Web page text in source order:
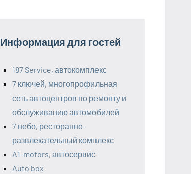
Информация для гостей
187 Service, автокомплекс
7 ключей, многопрофильная
сеть автоцентров по ремонту и
обслуживанию автомобилей
7 небо, ресторанно-
развлекательный комплекс
A1-motors, автосервис
Auto box